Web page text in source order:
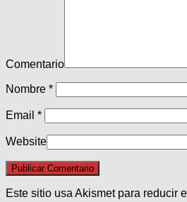
Comentario
Nombre *
Email *
Website
Este sitio usa Akismet para reducir